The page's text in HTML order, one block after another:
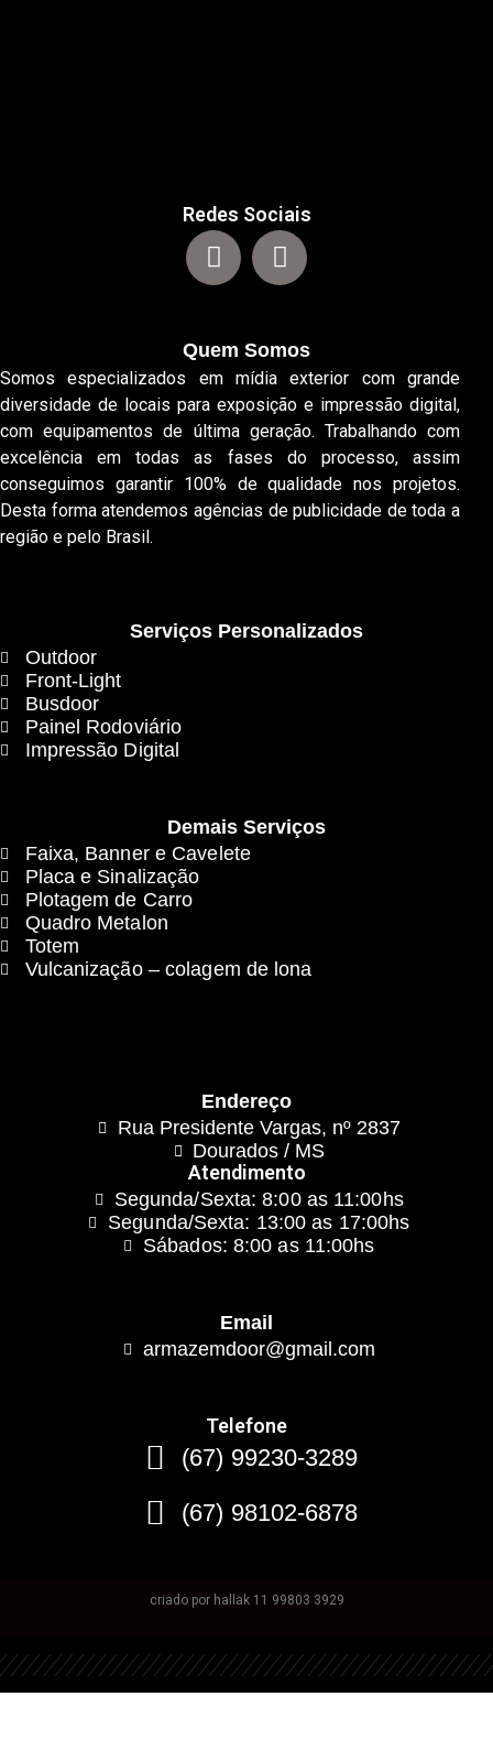
Redes Sociais
Quem Somos
Somos especializados em mídia exterior com grande
diversidade de locais para exposição e impressão digital,
com equipamentos de última geração. Trabalhando com
excelência em todas as fases do processo, assim
conseguimos garantir 100% de qualidade nos projetos.
Desta forma atendemos agências de publicidade de toda a
região e pelo Brasil.
Serviços Personalizados
Outdoor
Front-Light
Busdoor
Painel Rodoviário
Impressão Digital
Demais Serviços
Faixa, Banner e Cavelete
Placa e Sinalização
Plotagem de Carro
Quadro Metalon
Totem
Vulcanização – colagem de lona
Endereço
Rua Presidente Vargas, nº 2837
Dourados / MS
Atendimento
Segunda/Sexta: 8:00 as 11:00hs
Segunda/Sexta: 13:00 as 17:00hs
Sábados: 8:00 as 11:00hs
Email
armazemdoor@gmail.com
Telefone
(67) 99230-3289
(67) 98102-6878
criado por hallak 11 99803 3929